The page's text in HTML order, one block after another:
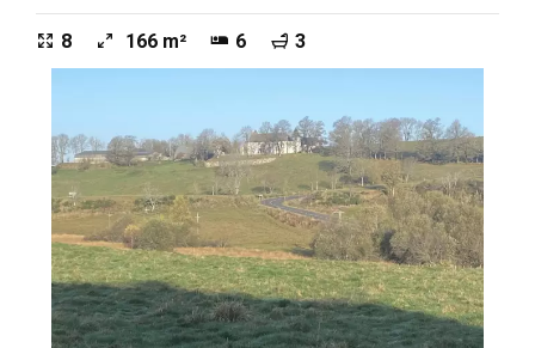
8 166 m² 6 3